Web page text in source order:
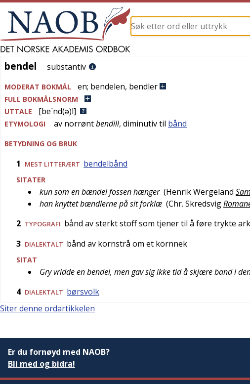
bendel
bendel substantiv
MODERAT BOKMÅL en; bendelen, bendler
FULL BOKMÅLSNORM
UTTALE
[be´nd(ə)l]
ETYMOLOGI av norrøntbendill, diminutiv til bånd
BETYDNING OG BRUK
1 MEST LITTERÆRT bendelbånd
SITATER
kun som en bændel fossen hænger (Henrik Wergeland
han knyttet bændlerne på sit forklæ (Chr. Skredsvig
2 TYPOGRAFI bånd av sterkt stoff som tjener til å føre trykte
3 DIALEKTALT bånd av kornstrå om et kornnek
SITAT
Gry vridde en bendel, men gav sig ikke tid å skjære band i
4 DIALEKTALT børsvolk
Siter denne ordartikkelen
Er du fornøyd med NAOB?
Bli med og bidra!